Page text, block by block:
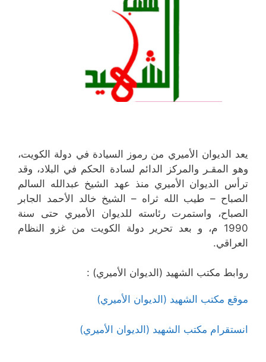
يعد الديوان الأميري من رموز السيادة في دولة الكويت،
وهو المقـر والمركز الدائم لسادة الحكم في البلاد، وقد
ترأس الديوان الأميري منذ عهد الشيخ عبدالله السالم
الصباح – طيب الله ثراه – الشيخ خالد الأحمد الجابر
الصباح، واستمرت رئاسته للديوان الأميري حتى سنة
1990 م، و بعد تحرير دولة الكويت من غزو النظام
العراقي.
روابط مكتب الشهيد (الديوان الأميري) :
موقع مكتب الشهيد (الديوان الأميري)
انستقرام مكتب الشهيد (الديوان الأميري)